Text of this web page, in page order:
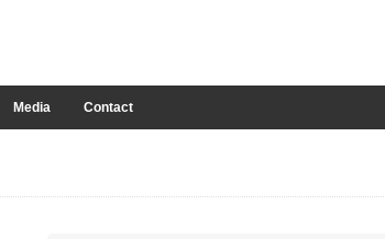
Media Contact